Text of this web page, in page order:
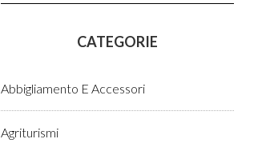
CATEGORIE
Abbigliamento E Accessori
Agriturismi